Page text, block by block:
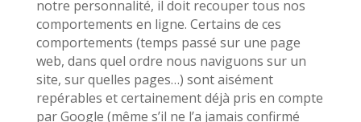
notre personnalité, il doit recouper tous nos
comportements en ligne. Certains de ces
comportements (temps passé sur une page
web, dans quel ordre nous naviguons sur un
site, sur quelles pages…) sont aisément
repérables et certainement déjà pris en compte
par Google (même s’il ne l’a jamais confirmé